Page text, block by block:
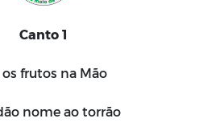
Canto 1
os frutos na Mão
nome ao torrão